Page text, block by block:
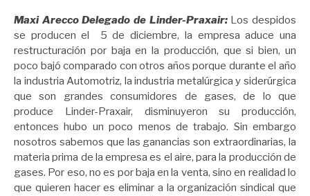
Maxi Arecco Delegado de Linder-Praxair: Los despidos
se producen el 5 de diciembre, la empresa aduce una
restructuración por baja en la producción, que si bien, un
poco bajó comparado con otros años porque durante el año
la industria Automotriz, la industria metalúrgica y siderúrgica
que son grandes consumidores de gases, de lo que
produce Linder-Praxair, disminuyeron su producción,
entonces hubo un poco menos de trabajo. Sin embargo
nosotros sabemos que las ganancias son extraordinarias, la
materia prima de la empresa es el aire, para la producción de
gases. Por eso, no es por baja en la venta, sino en realidad lo
que quieren hacer es eliminar a la organización sindical que